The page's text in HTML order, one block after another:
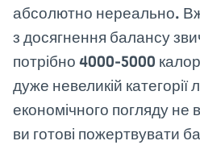
абсолютно нереально.
з досягнення балансу
потрібно 4000-5000
дуже невеликій категорії
економічного погляду не
ви готові пожертвувати